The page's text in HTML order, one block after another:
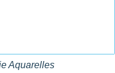
Aquarelles